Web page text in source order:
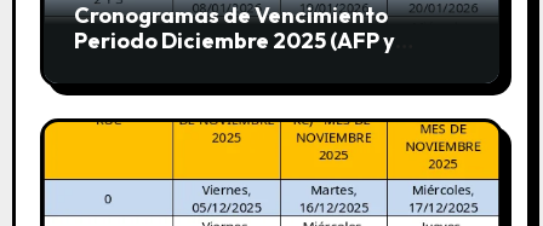
Cronogramas de Vencimiento
Periodo Diciembre 2025 (AFP y